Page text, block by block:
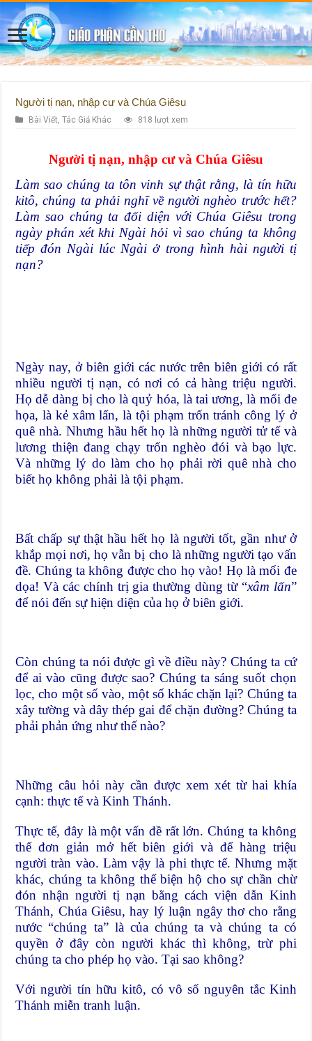
Người tị nạn, nhập cư và Chúa Giêsu
Bài Viết ,Tác Giả Khác 818 lượt xem
Người tị nạn, nhập cư và Chúa Giêsu
Làm sao chúng ta tôn vinh sự thật rằng, là tín hữu
kitô, chúng ta phải nghĩ về người nghèo trước hết?
Làm sao chúng ta đối diện với Chúa Giêsu trong
ngày phán xét khi Ngài hỏi vì sao chúng ta không
tiếp đón Ngài lúc Ngài ở trong hình hài người tị
nạn?
Ngày nay, ở biên giới các nước trên biên giới có rất
nhiều người tị nạn, có nơi có cả hàng triệu người.
Họ dễ dàng bị cho là quỷ hóa, là tai ương, là mối đe
họa, là kẻ xâm lấn, là tội phạm trốn tránh công lý ở
quê nhà. Nhưng hầu hết họ là những người tử tế và
lương thiện đang chạy trốn nghèo đói và bạo lực.
Và những lý do làm cho họ phải rời quê nhà cho
biết họ không phải là tội phạm.
Bất chấp sự thật hầu hết họ là người tốt, gần như ở
khắp mọi nơi, họ vẫn bị cho là những người tạo vấn
đề. Chúng ta không được cho họ vào! Họ là mối đe
dọa! Và các chính trị gia thường dùng từ “xâm lấn”
để nói đến sự hiện diện của họ ở biên giới.
Còn chúng ta nói được gì về điều này? Chúng ta cứ
để ai vào cũng được sao? Chúng ta sáng suốt chọn
lọc, cho một số vào, một số khác chặn lại? Chúng ta
xây tường và dây thép gai để chặn đường? Chúng ta
phải phản ứng như thế nào?
Những câu hỏi này cần được xem xét từ hai khía
cạnh: thực tế và Kinh Thánh.
Thực tế, đây là một vấn đề rất lớn. Chúng ta không
thể đơn giản mở hết biên giới và để hàng triệu
người tràn vào. Làm vậy là phi thực tế. Nhưng mặt
khác, chúng ta không thể biện hộ cho sự chần chừ
đón nhận người tị nạn bằng cách viện dẫn Kinh
Thánh, Chúa Giêsu, hay lý luận ngây thơ cho rằng
nước “chúng ta” là của chúng ta và chúng ta có
quyền ở đây còn người khác thì không, trừ phi
chúng ta cho phép họ vào. Tại sao không?
Với người tín hữu kitô, có vô số nguyên tắc Kinh
Thánh miễn tranh luận.